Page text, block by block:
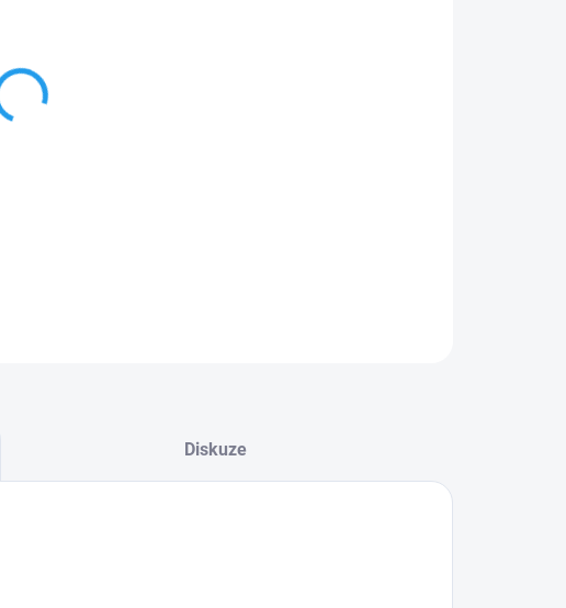
Plastový T-kus pro připojení třech 3/4" hadic.
Diskuze